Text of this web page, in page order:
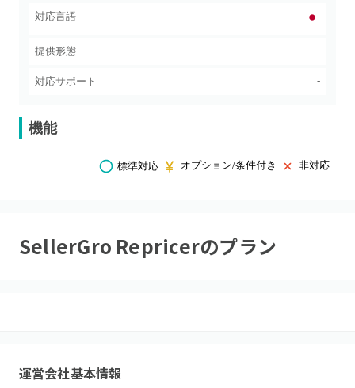
対応言語
提供形態 -
対応サポート -
機能
標準対応 オプション/条件付き 非対応
SellerGro Repricerのプラン
運営会社基本情報